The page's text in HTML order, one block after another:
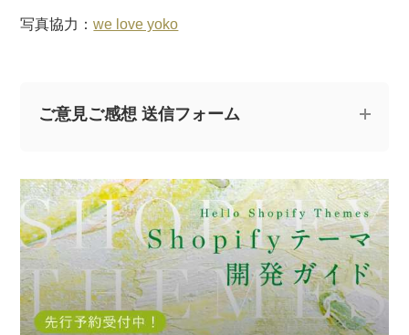
写真協力：we love yoko
ご意見ご感想 送信フォーム
にお寄せください。
※なお、ご質問については回答できない場合と、当ブログ
の記事にて個人情報を伏せたうえで回答させていただく
場合がございます。あらかじめご了承ください。